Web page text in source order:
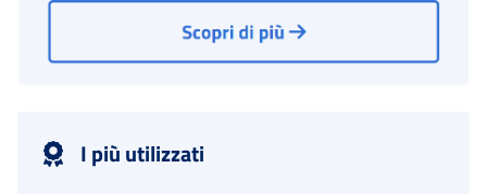
I più utilizzati